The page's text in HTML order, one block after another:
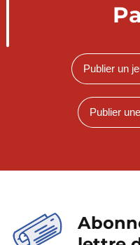
Publier un
Publier